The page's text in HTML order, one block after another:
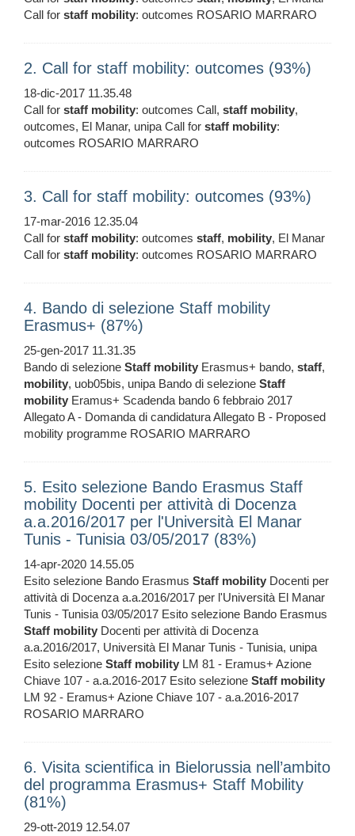
Call for staff mobility: outcomes ROSARIO MARRARO
2. Call for staff mobility: outcomes (93%)
18-dic-2017 11.35.48
Call for staff mobility: outcomes Call, staff mobility,
outcomes, El Manar, unipa Call for staff mobility:
outcomes ROSARIO MARRARO
3. Call for staff mobility: outcomes (93%)
17-mar-2016 12.35.04
Call for staff mobility: outcomes staff, mobility, El Manar
Call for staff mobility: outcomes ROSARIO MARRARO
4. Bando di selezione Staff mobility
Erasmus+ (87%)
25-gen-2017 11.31.35
Bando di selezione Staff mobility Erasmus+ bando, staff,
mobility, uob05bis, unipa Bando di selezione Staff
mobility Eramus+ Scadenda bando 6 febbraio 2017
Allegato A - Domanda di candidatura Allegato B - Proposed
mobility programme ROSARIO MARRARO
5. Esito selezione Bando Erasmus Staff
mobility Docenti per attività di Docenza
a.a.2016/2017 per l'Università El Manar
Tunis - Tunisia 03/05/2017 (83%)
14-apr-2020 14.55.05
Esito selezione Bando Erasmus Staff mobility Docenti per
attività di Docenza a.a.2016/2017 per l'Università El Manar
Tunis - Tunisia 03/05/2017 Esito selezione Bando Erasmus
Staff mobility Docenti per attività di Docenza
a.a.2016/2017, Università El Manar Tunis - Tunisia, unipa
Esito selezione Staff mobility LM 81 - Eramus+ Azione
Chiave 107 - a.a.2016-2017 Esito selezione Staff mobility
LM 92 - Eramus+ Azione Chiave 107 - a.a.2016-2017
ROSARIO MARRARO
6. Visita scientifica in Bielorussia nell’ambito
del programma Erasmus+ Staff Mobility
(81%)
29-ott-2019 12.54.07